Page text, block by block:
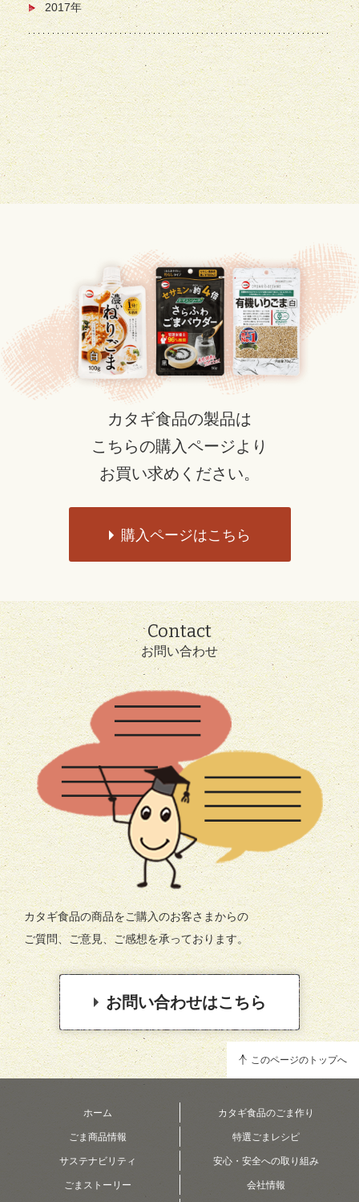
2017年
カタギ食品の製品は
こちらの購入ページより
お買い求めください。
購入ページはこちら
Contact
お問い合わせ
カタギ食品の商品をご購入のお客さまからの
ご質問、ご意見、ご感想を承っております。
お問い合わせはこちら
このページのトップへ
ホーム カタギ食品のごま作り
ごま商品情報 特選ごまレシピ
サステナビリティ 安心・安全への取り組み
ごまストーリー 会社情報